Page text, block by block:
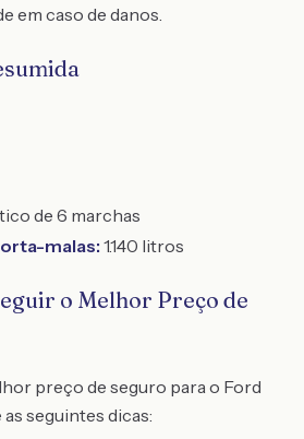
em caso de danos.
de 6 marchas
malas:1.140 litros
o Melhor Preço de
preço de seguro para o Ford
seguintes dicas: